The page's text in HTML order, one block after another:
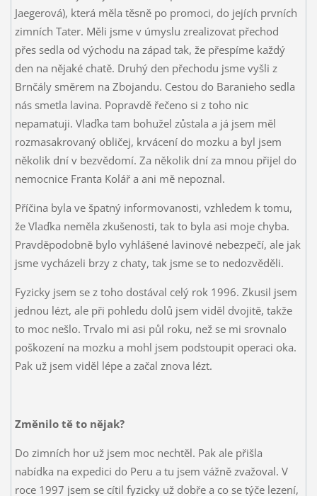
Jaegerová), která měla těsně po promoci, do jejích prvních
zimních Tater. Měli jsme v úmyslu zrealizovat přechod
přes sedla od východu na západ tak, že přespíme každý
den na nějaké chatě. Druhý den přechodu jsme vyšli z
Brnčály směrem na Zbojandu. Cestou do Baranieho sedla
nás smetla lavina. Popravdě řečeno si z toho nic
nepamatuji. Vlaďka tam bohužel zůstala a já jsem měl
rozmasakrovaný obličej, krvácení do mozku a byl jsem
několik dní v bezvědomí. Za několik dní za mnou přijel do
nemocnice Franta Kolář a ani mě nepoznal.
Příčina byla ve špatný informovanosti, vzhledem k tomu,
že Vlaďka neměla zkušenosti, tak to byla asi moje chyba.
Pravděpodobně bylo vyhlášené lavinové nebezpečí, ale jak
jsme vycházeli brzy z chaty, tak jsme se to nedozvěděli.
Fyzicky jsem se z toho dostával celý rok 1996. Zkusil jsem
jednou lézt, ale při pohledu dolů jsem viděl dvojitě, takže
to moc nešlo. Trvalo mi asi půl roku, než se mi srovnalo
poškození na mozku a mohl jsem podstoupit operaci oka.
Pak už jsem viděl lépe a začal znova lézt.
Změnilo tě to nějak?
Do zimních hor už jsem moc nechtěl. Pak ale přišla
nabídka na expedici do Peru a tu jsem vážně zvažoval. V
roce 1997 jsem se cítil fyzicky už dobře a co se týče lezení,